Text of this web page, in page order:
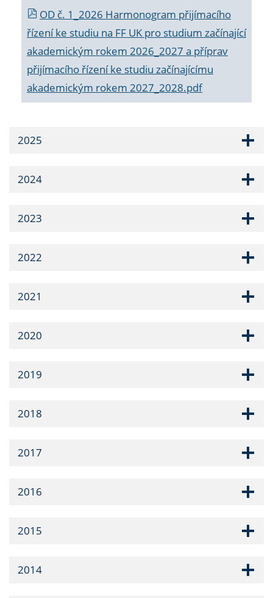
OD č. 1_2026 Harmonogram přijímacího
řízení ke studiu na FF UK pro studium začínající
akademickým rokem 2026_2027 a příprav
přijímacího řízení ke studiu začínajícímu
akademickým rokem 2027_2028.pdf
2025
2024
2023
2022
2021
2020
2019
2018
2017
2016
2015
2014